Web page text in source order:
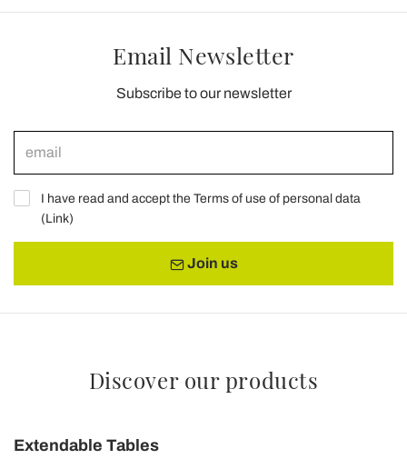
Email Newsletter
Subscribe to our newsletter
I have read and accept the Terms of use of personal data
(Link)
Join us
Discover our products
Extendable Tables